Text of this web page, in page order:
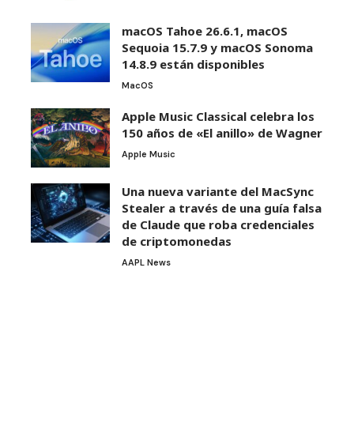
macOS Tahoe 26.6.1, macOS
Sequoia 15.7.9 y macOS Sonoma
14.8.9 están disponibles
MacOS
Apple Music Classical celebra los
150 años de «El anillo» de Wagner
Apple Music
Una nueva variante del MacSync
Stealer a través de una guía falsa
de Claude que roba credenciales
de criptomonedas
AAPL News